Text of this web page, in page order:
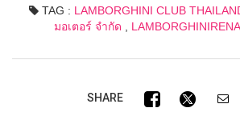
TAG : LAMBORGHINI CLUB
มอเตอร์ จำกัด
SHARE